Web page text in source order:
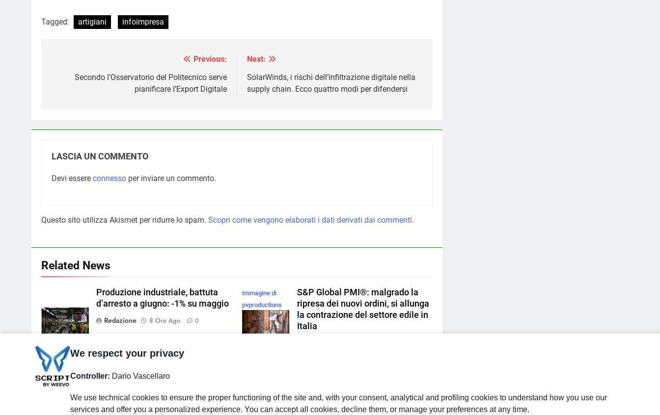
Tagged: artigiani infoimpresa
articoli
Previous:
Secondo l’Osservatorio del Politecnico serve
pianificare l’Export Digitale
Next:
SolarWinds, i rischi dell’infiltrazione digitale nella
supply chain. Ecco quattro modi per difendersi
LASCIA UN COMMENTO
Devi essere connesso per inviare un commento.
Questo sito utilizza Akismet per ridurre lo spam. Scopri come vengono elaborati i dati derivati dai commenti.
Related News
Produzione industriale, battuta
d’arresto a giugno: -1% su maggio
Redazione
8 Ore Ago 0
Immagine di
pvproductions
su Magnific
S&P Global PMI®: malgrado la
ripresa dei nuovi ordini, si allunga
la contrazione del settore edile in
Italia
Unimpresa: il taglio delle accise
per l’autotrasporto
73% in green
We respect your privacy
Controller: Dario Vascellaro
We use technical cookies to ensure the proper functioning of the site and, with your consent, analytical and profiling cookies to understand how you use our
services and offer you a personalized experience. You can accept all cookies, decline them, or manage your preferences at any time.